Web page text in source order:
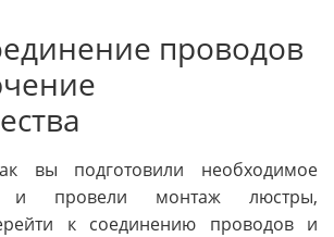
проводов
вы подготовили необходимое
и провели монтаж люстры,
к соединению проводов и